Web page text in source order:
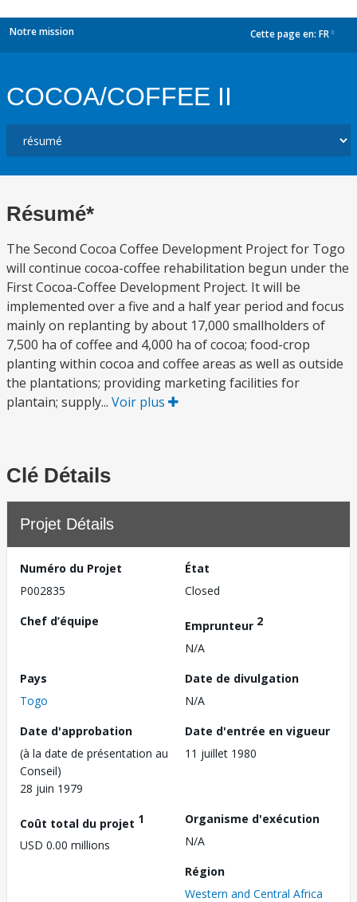
Notre mission Cette page en: FR
COCOA/COFFEE II
Résumé*
The Second Cocoa Coffee Development Project for Togo
will continue cocoa-coffee rehabilitation begun under the
First Cocoa-Coffee Development Project. It will be
implemented over a five and a half year period and focus
mainly on replanting by about 17,000 smallholders of
7,500 ha of coffee and 4,000 ha of cocoa; food-crop
planting within cocoa and coffee areas as well as outside
the plantations; providing marketing facilities for
plantain; supply... Voir plus
Clé Détails
Projet Détails
Numéro du Projet
P002835
État
Closed
Chef d’équipe
Emprunteur 2
N/A
Pays
Togo
Date de divulgation
N/A
Date d'approbation
(à la date de présentation au
Conseil)
28 juin 1979
Date d'entrée en vigueur
11 juillet 1980
Coût total du projet 1
USD 0.00 millions
Organisme d'exécution
N/A
Région
Western and Central Africa